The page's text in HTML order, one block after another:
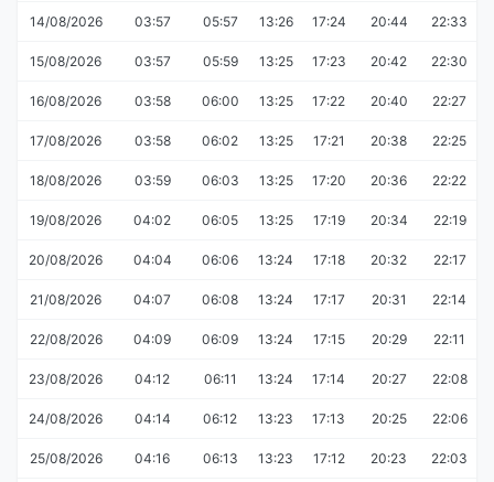
14/08/2026 03:57 05:57 13:26 17:24 20:44 22:33
15/08/2026 03:57 05:59 13:25 17:23 20:42 22:30
16/08/2026 03:58 06:00 13:25 17:22 20:40 22:27
17/08/2026 03:58 06:02 13:25 17:21 20:38 22:25
18/08/2026 03:59 06:03 13:25 17:20 20:36 22:22
19/08/2026 04:02 06:05 13:25 17:19 20:34 22:19
20/08/2026 04:04 06:06 13:24 17:18 20:32 22:17
21/08/2026 04:07 06:08 13:24 17:17 20:31 22:14
22/08/2026 04:09 06:09 13:24 17:15 20:29 22:11
23/08/2026 04:12 06:11 13:24 17:14 20:27 22:08
24/08/2026 04:14 06:12 13:23 17:13 20:25 22:06
25/08/2026 04:16 06:13 13:23 17:12 20:23 22:03